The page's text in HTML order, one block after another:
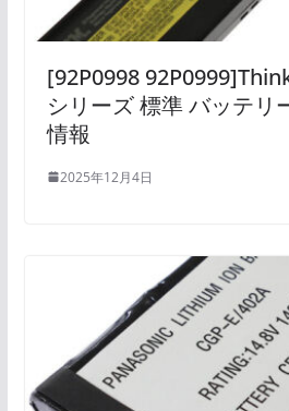
[92P0998
シリーズ 標準 バッテリ
情報
2025年12月4日